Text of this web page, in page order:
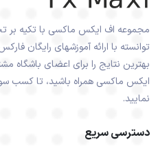
مجموعه اف ایکس ماکسی با تکیه بر
توانسته با ارائه آموزشهای رایگان
بهترین نتایج را برای اعضای باشگاه
ایکس ماکسی همراه باشید، تا کسب
نمایید.
دسترسی سریع